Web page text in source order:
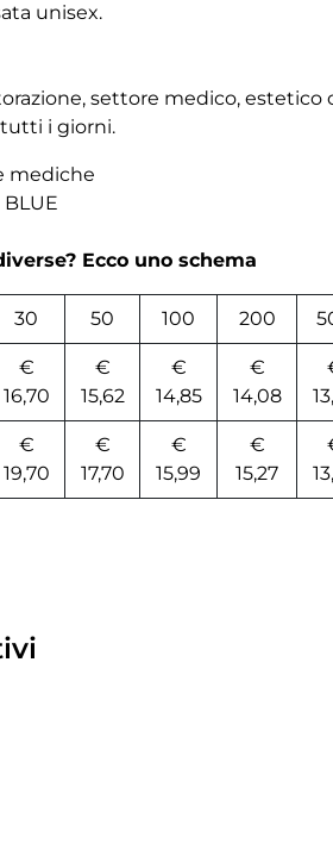
unisex.
settore medico, estetico
i giorni.
mediche
BLUE
Ecco uno schema
30 50 100 200
€
16,70
€
15,62
€
14,85
€
14,08
€
19,70
€
17,70
€
15,99
€
15,27